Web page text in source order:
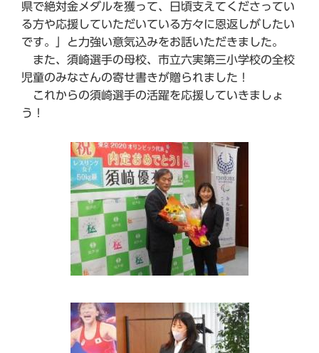
県で絶対金メダルを獲って、日頃支えてくださってい
る方や応援していただいている方々に恩返しがしたい
です。」と力強い意気込みをお話いただきました。
また、須崎選手の母校、市立六実第三小学校の全校
児童のみなさんの寄せ書きが贈られました！
これからの須崎選手の活躍を応援していきましょ
う！